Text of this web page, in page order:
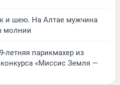
и шею. На Алтае мужчина
молнии
летняя парикмахер из
«Миссис Земля —